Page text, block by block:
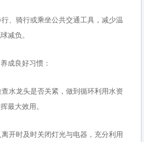
、骑行或乘坐公共交通工具，减少温
减负。
成良好习惯：
水龙头是否关紧，做到循环利用水资
最大效用。
开时及时关闭灯光与电器，充分利用